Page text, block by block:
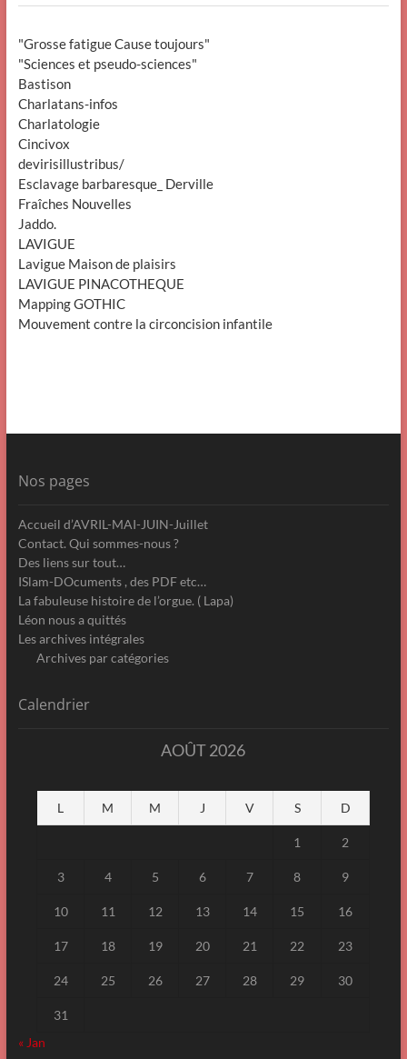
"Grosse fatigue Cause toujours"
"Sciences et pseudo-sciences"
Bastison
Charlatans-infos
Charlatologie
Cincivox
devirisillustribus/
Esclavage barbaresque_ Derville
Fraîches Nouvelles
Jaddo.
LAVIGUE
Lavigue Maison de plaisirs
LAVIGUE PINACOTHEQUE
Mapping GOTHIC
Mouvement contre la circoncision infantile
Nos pages
Accueil d’AVRIL-MAI-JUIN-Juillet
Contact. Qui sommes-nous ?
Des liens sur tout…
ISlam-DOcuments , des PDF etc…
La fabuleuse histoire de l’orgue. ( Lapa)
Léon nous a quittés
Les archives intégrales
Archives par catégories
Calendrier
AOÛT 2026
L M M J V S D
1 2
3 4 5 6 7 8 9
10 11 12 13 14 15 16
17 18 19 20 21 22 23
24 25 26 27 28 29 30
31
« Jan